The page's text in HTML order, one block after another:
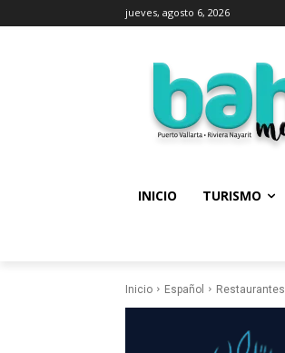
jueves, agosto 6, 2026
INICIO TURISMO
Inicio Español Restaurantes